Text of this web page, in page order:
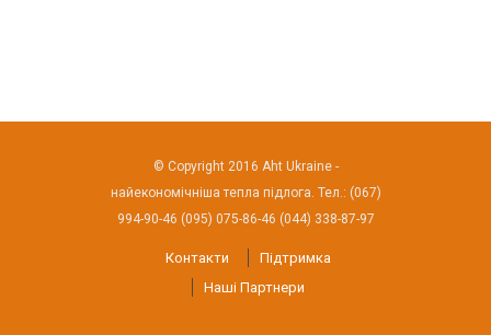
© Copyright 2016 Aht Ukraine -
найекономічніша тепла підлога. Тел.: (067)
994-90-46 (095) 075-86-46 (044) 338-87-97
Контакти
Підтримка
Наші Партнери